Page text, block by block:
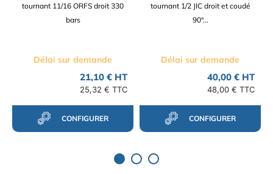
tournant 11/16 ORFS droit 330
bars
Délai sur demande
21,10 € HT
25,32 € TTC
CONFIGURER
tournant 1/2 JIC droit et coudé
90°...
Délai sur demande
40,00 € HT
48,00 € TTC
CONFIGURER